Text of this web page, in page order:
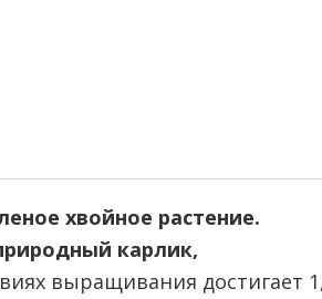
хвойное растение.
карлик,
выращивания достигает